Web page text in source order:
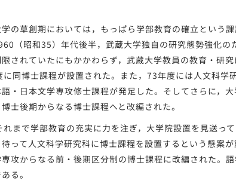
草創期においては，もっぱら学部教育の確立という課
（昭和35）年代後半，武蔵大学独自の研究態勢強化
されていたにもかかわらず，武蔵大学教員の教育・研
同博士課程が設置された。また，73年度には人文科
・日本文学専攻修士課程が発足した。そしてさらに，
博士後期からなる博士課程へと改編された。
まで学部教育の充実に力を注ぎ，大学院設置を見送っ
って人文科学研究科に博士課程を設置するという懸案
攻からなる前・後期区分制の博士課程に改編された。
る。